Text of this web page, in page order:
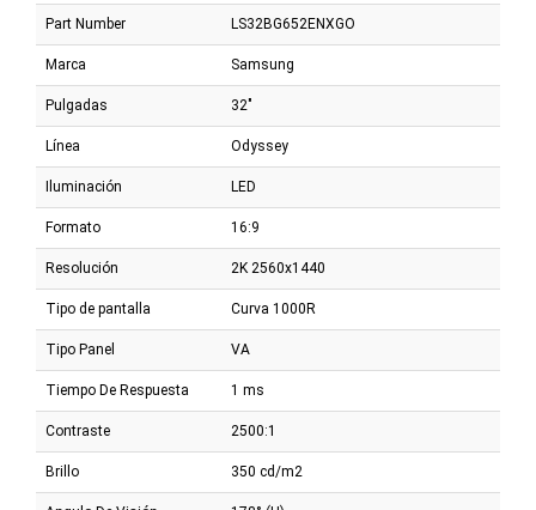
Part Number LS32BG652ENXGO
Marca Samsung
Pulgadas 32"
Línea Odyssey
Iluminación LED
Formato 16:9
Resolución 2K 2560x1440
Tipo de pantalla Curva 1000R
Tipo Panel VA
Tiempo De Respuesta 1 ms
Contraste 2500:1
Brillo 350 cd/m2